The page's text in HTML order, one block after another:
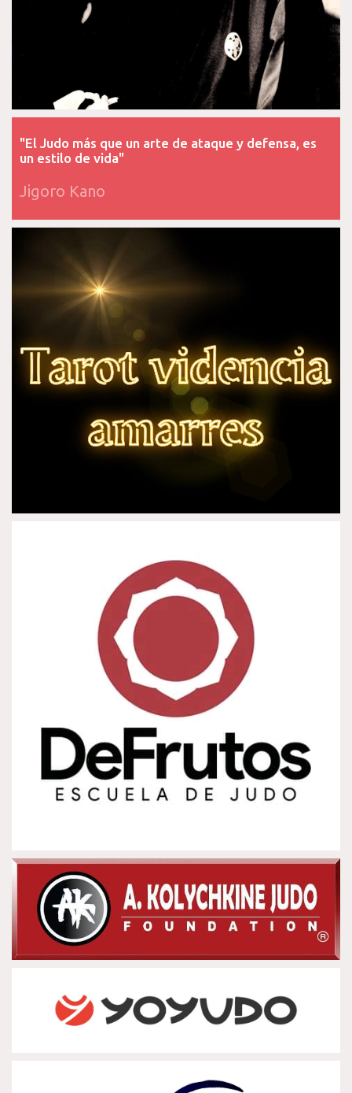
"El Judo más que un arte de ataque y defensa, es
un estilo de vida"
Jigoro Kano